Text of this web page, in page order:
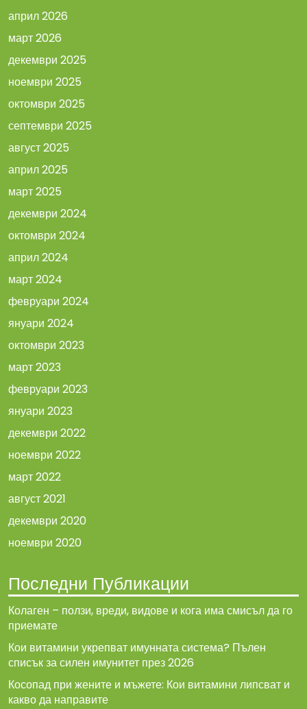
април 2026
март 2026
декември 2025
ноември 2025
октомври 2025
септември 2025
август 2025
април 2025
март 2025
декември 2024
октомври 2024
април 2024
март 2024
февруари 2024
януари 2024
октомври 2023
март 2023
февруари 2023
януари 2023
декември 2022
ноември 2022
март 2022
август 2021
декември 2020
ноември 2020
Последни Публикации
Колаген – ползи, вреди, видове и кога има смисъл да го
приемате
Кои витамини укрепват имунната система? Пълен
списък за силен имунитет през 2026
Косопад при жените и мъжете: Кои витамини липсват и
какво да направите